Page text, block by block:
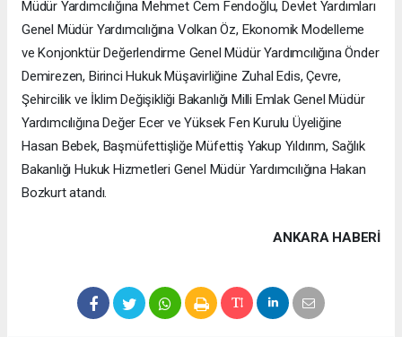
Müdür Yardımcılığına Mehmet Cem Fendoğlu, Devlet Yardımları
Genel Müdür Yardımcılığına Volkan Öz, Ekonomik Modelleme
ve Konjonktür Değerlendirme Genel Müdür Yardımcılığına Önder
Demirezen, Birinci Hukuk Müşavirliğine Zuhal Edis, Çevre,
Şehircilik ve İklim Değişikliği Bakanlığı Milli Emlak Genel Müdür
Yardımcılığına Değer Ecer ve Yüksek Fen Kurulu Üyeliğine
Hasan Bebek, Başmüfettişliğe Müfettiş Yakup Yıldırım, Sağlık
Bakanlığı Hukuk Hizmetleri Genel Müdür Yardımcılığına Hakan
Bozkurt atandı.
ANKARA HABERİ